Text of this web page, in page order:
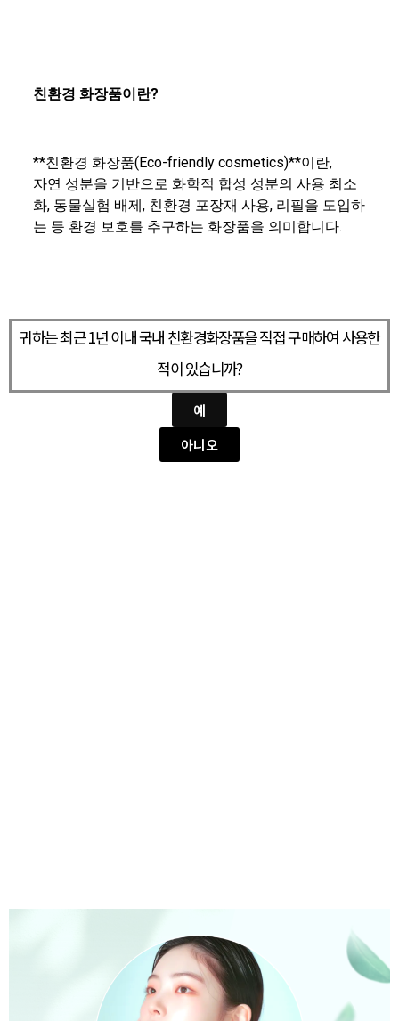
친환경 화장품이란?
**친환경 화장품(Eco-friendly cosmetics)**이란,
자연 성분을 기반으로 화학적 합성 성분의 사용 최소
화, 동물실험 배제, 친환경 포장재 사용, 리필을 도입하
는 등 환경 보호를 추구하는 화장품을 의미합니다.
귀하는 최근 1년 이내 국내 친환경화장품을 직접 구매하여 사용한
적이 있습니까?
예
아니오